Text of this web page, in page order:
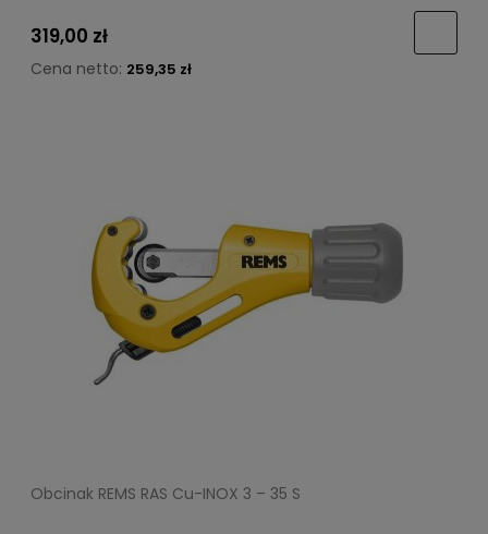
319,00 zł
Cena netto: 259,35 zł
Obcinak REMS RAS Cu-INOX 3 – 35 S